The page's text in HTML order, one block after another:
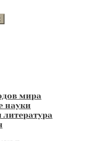
мира
науки
литература